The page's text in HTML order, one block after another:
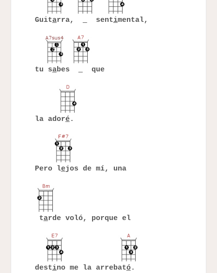
Guitarra, sentimental,
tu sabes que
la adoré.
Pero lejos de mí, una
tarde voló, porque el
destino me la arrebató.